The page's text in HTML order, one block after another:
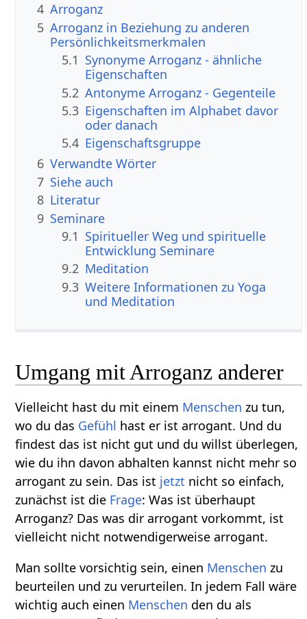
4 Arroganz
5 Arroganz in Beziehung zu anderen
Persönlichkeitsmerkmalen
5.1 Synonyme Arroganz - ähnliche
Eigenschaften
5.2 Antonyme Arroganz - Gegenteile
5.3 Eigenschaften im Alphabet davor
oder danach
5.4 Eigenschaftsgruppe
6 Verwandte Wörter
7 Siehe auch
8 Literatur
9 Seminare
9.1 Spiritueller Weg und spirituelle
Entwicklung Seminare
9.2 Meditation
9.3 Weitere Informationen zu Yoga
und Meditation
Umgang mit Arroganz anderer
Vielleicht hast du mit einem Menschen zu tun,
wo du das Gefühl hast er ist arrogant. Und du
findest das ist nicht gut und du willst überlegen,
wie du ihn davon abhalten kannst nicht mehr so
arrogant zu sein. Das ist jetzt nicht so einfach,
zunächst ist die Frage: Was ist überhaupt
Arroganz? Das was dir arrogant vorkommt, ist
vielleicht nicht notwendigerweise arrogant.
Man sollte vorsichtig sein, einen Menschen zu
beurteilen und zu verurteilen. In jedem Fall wäre
wichtig auch einen Menschen den du als